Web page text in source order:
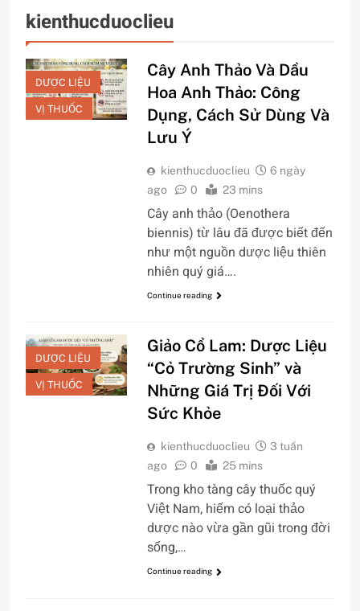
kienthucduoclieu
DƯỢC LIỆU
VỊ THUỐC
Cây Anh Thảo Và Dầu
Hoa Anh Thảo: Công
Dụng, Cách Sử Dùng Và
Lưu Ý
kienthucduoclieu
6 ngày
ago
0 23 mins
Cây anh thảo (Oenothera
biennis) từ lâu đã được biết đến
như một nguồn dược liệu thiên
nhiên quý giá….
Continue reading
DƯỢC LIỆU
VỊ THUỐC
Giảo Cổ Lam: Dược Liệu
“Cỏ Trường Sinh” và
Những Giá Trị Đối Với
Sức Khỏe
kienthucduoclieu
3 tuần
ago
0 25 mins
Trong kho tàng cây thuốc quý
Việt Nam, hiếm có loại thảo
dược nào vừa gần gũi trong đời
sống,…
Continue reading